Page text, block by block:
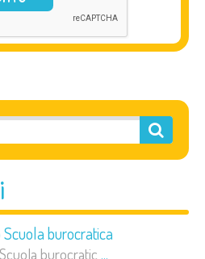
burocratica
burocratic ...